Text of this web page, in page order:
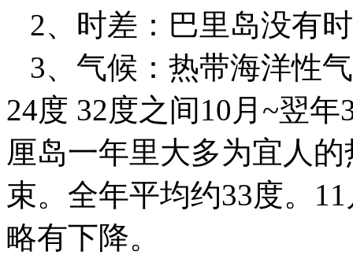
2、时差：巴里岛没有
3、气候：热带海洋性
24度 32度之间10月~翌
厘岛一年里大多为宜人
束。全年平均约33度。
略有下降。